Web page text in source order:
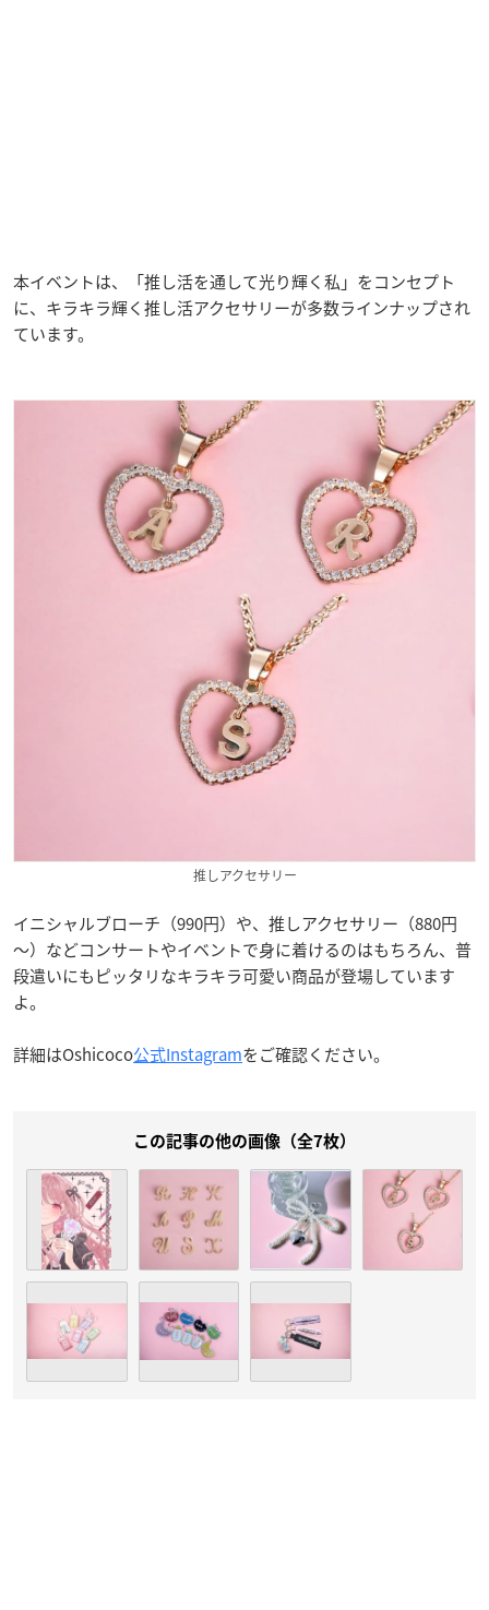
本イベントは、「推し活を通して光り輝く私」をコンセプト
に、キラキラ輝く推し活アクセサリーが多数ラインナップされ
ています。
推しアクセサリー
イニシャルブローチ（990円）や、推しアクセサリー（880円
～）などコンサートやイベントで身に着けるのはもちろん、普
段遣いにもピッタリなキラキラ可愛い商品が登場しています
よ。
詳細はOshicoco公式Instagramをご確認ください。
この記事の他の画像（全7枚）